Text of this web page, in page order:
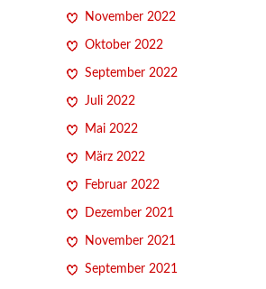
November 2022
Oktober 2022
September 2022
Juli 2022
Mai 2022
März 2022
Februar 2022
Dezember 2021
November 2021
September 2021